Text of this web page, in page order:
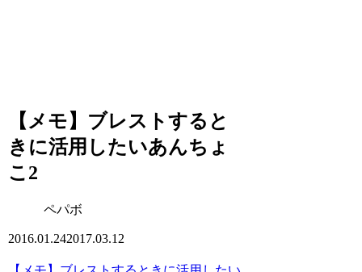
【メモ】ブレストすると
きに活用したいあんちょ
こ2
ペパボ
2016.01.242017.03.12